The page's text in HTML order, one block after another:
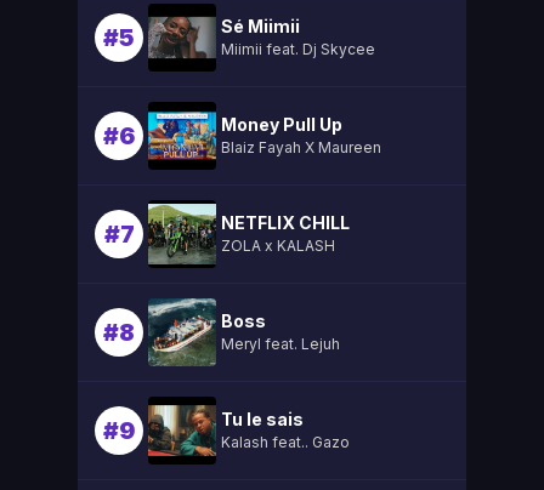
#5 Sé Miimii
Miimii feat. Dj Skycee
#6 Money Pull Up
Blaiz Fayah X Maureen
#7 NETFLIX CHILL
ZOLA x KALASH
#8 Boss
Meryl feat. Lejuh
#9 Tu le sais
Kalash feat.. Gazo